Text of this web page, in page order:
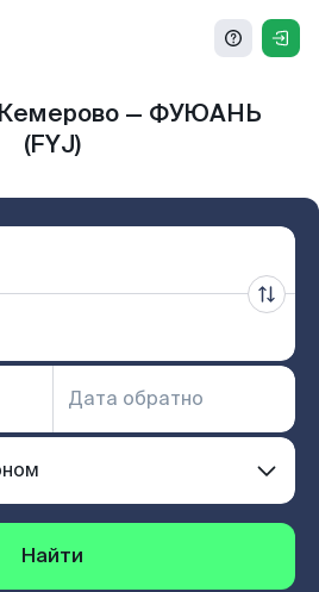
— ФУЮАНЬ
(FYJ)
Найти